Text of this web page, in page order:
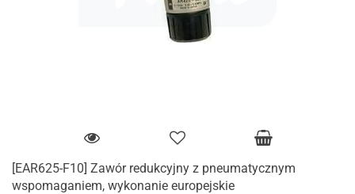
[EAR625-F10] Zawór redukcyjny z pneumatycznym
wspomaganiem, wykonanie europejskie